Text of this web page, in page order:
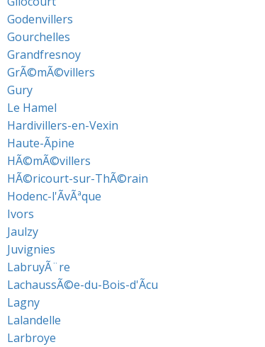
Godenvillers
Gourchelles
Grandfresnoy
GrÃ©mÃ©villers
Gury
Le Hamel
Hardivillers-en-Vexin
Haute-Ãpine
HÃ©mÃ©villers
HÃ©ricourt-sur-ThÃ©rain
Hodenc-l'ÃvÃªque
Ivors
Jaulzy
Juvignies
LabruyÃ¨re
LachaussÃ©e-du-Bois-d'Ãcu
Lagny
Lalandelle
Larbroye